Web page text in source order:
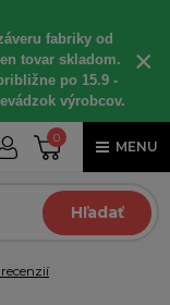
fabriky od
tovar skladom.
po 15.9 -
výrobcov.
×
0
MENU
Hľadať